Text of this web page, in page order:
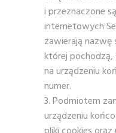
i przeznaczone
internetowych
zawierają
której
na urządzeniu
numer.
Podmiotem
urządzeniu